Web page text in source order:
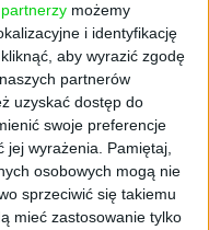
partnerzy możemy
i identyfikację
aby wyrazić zgodę
partnerów
uzyskać dostęp do
swoje preferencje
jej wyrażenia. Pamiętaj,
osobowych mogą nie
sprzeciwić się takiemu
mieć zastosowanie tylko
Zaloguj się
aby
tekstów